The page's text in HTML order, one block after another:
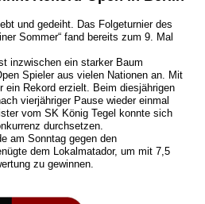
und gedeiht. Das Folgeturnier des
Sommer“ fand bereits zum 9. Mal
inzwischen ein starker Baum
Spieler aus vielen Nationen an. Mit
ein Rekord erzielt. Beim diesjährigen
vierjähriger Pause wieder einmal
vom SK König Tegel konnte sich
durchsetzen.
am Sonntag gegen den
dem Lokalmatador, um mit 7,5
zu gewinnen.